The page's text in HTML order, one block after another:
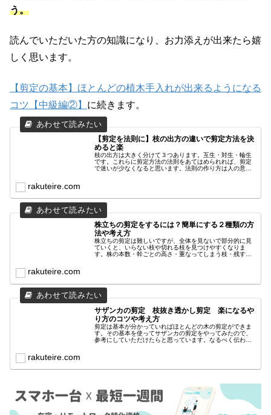
う。
読んでいただいた方の知識になり、お力添えが出来たら嬉
しく思います。
【剪定の基本】ほとんどの植木手入れが出来るようになる
コツ【中級編②】 に続きます。
【剪定を法則に】枝の出方の違いで剪定方法を決
めると楽
枝の出方は大きく分けて３つあります。互生・対生・輪生
です。これらに剪定方法の法則をあてはめられれば、剪定
で迷いが少なくなると思います。法則の作り方は人の意見
rakuteire.com
株立ちの剪定をするには？簡単にする２種類の方
法や考え方
株立ちの剪定は難しいですが、全体を見ないで部分的に見
ていくと、いらない枝や切れる枝を見つけやすくなりま
す。株の本数・幹ごとの高さ・重なってしまう枝・残す枝
rakuteire.com
サザンカの剪定 枝抜き透かし剪定 楽になるや
り方のコツや考え方
剪定は基本が分かっていればほとんどの木の剪定ができま
す。その基本を使ってサザンカの剪定をやってみたので、
参考にしていただけたらと思っています。なるべく伝わる
rakuteire.com